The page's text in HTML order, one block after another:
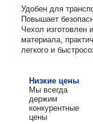
Удобен для
Повышает
Чехол изготовлен
материала,
легкого и
Низкие цены
Мы всегда
держим
конкурентные
цены